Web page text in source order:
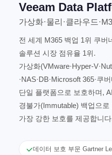
Veeam Data
가상화·물리·클라우드
전 세계 M365 백업 1위 쿠버
솔루션 시장 점유율 1위.
가상화(VMware·Hyper-
·NAS·DB·Microsoft 365·쿠
단일 플랫폼으로 보호하며,
경불가(Immutable) 백업으로
가장 강한 보호를 제공합니
데이터 보호 부문 Gartner